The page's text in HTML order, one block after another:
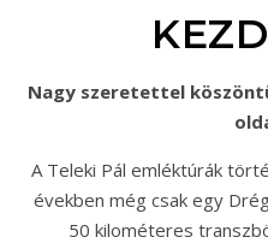
Nagy szeretettel köszöntünk a Teleki Pál emléktúrák
A Teleki Pál emléktúrák
években még csak egy
50 kilométeres